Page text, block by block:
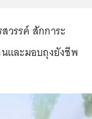
วรรค์ สักการะ
และมอบถุงยังชีพ